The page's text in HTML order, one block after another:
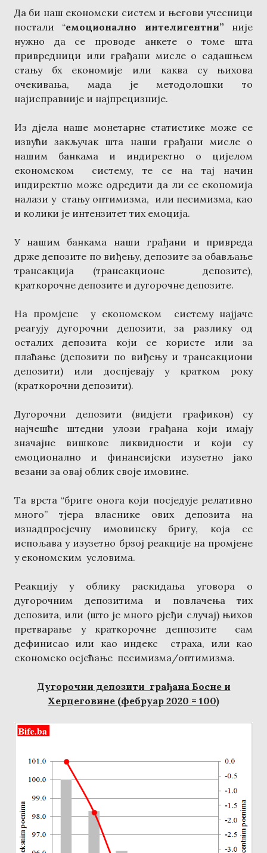
Да би наш економски систем и његови учесници
постали “емоционално интелигентни” није
нужно да се проводе анкете о томе шта
привредници или грађани мисле о садашњем
стању бх економије или каква су њихова
очекивања, мада је методолошки то
најисправније и најпрецизније.
Из дјела наше монетарне статистике може се
извући закључак шта наши грађани мисле о
нашим банкама и индиректно о цијелом
економском систему, те се на тај начин
индиректно може одредити да ли се економија
налази у стању оптимизма, или песимизма, као
и колики је интензитет тих емоција.
У нашим банкама наши грађани и привреда
држе депозите по виђењу, депозите за обављање
трансакција (трансакционе депозите),
краткорочне депозите и дугорочне депозите.
На промјене у економском систему најјаче
реагују дугорочни депозити, за разлику од
осталих депозита који се користе или за
плаћање (депозити по виђењу и трансакциони
депозити) или доспјевају у кратком року
(краткорочни депозити).
Дугорочни депозити (видјети графикон) су
најчешће штедни улози грађана који имају
значајне вишкове ликвидности и који су
емоционално и финансијски изузетно јако
везани за овај облик своје имовине.
Та врста “бриге онога који посједује релативно
много” тјера власнике ових депозита на
изнадпросјечну имовинску бригу, која се
испољава у изузетно брзој реакције на промјене
у економским условима.
Реакцију у облику раскидања уговора о
дугорочним депозитима и повлачења тих
депозита, или (што је много рјеђи случај) њихов
претварање у краткорочне деппозите сам
дефинисао или као индекс страха, или као
економско осјећање песимизма/оптимизма.
Дугорочни депозити грађана Босне и
Херцеговине (фебруар 2020 = 100)